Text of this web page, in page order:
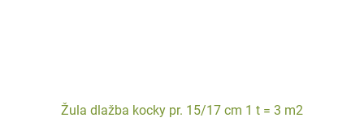
Žula dlažba kocky pr. 15/17 cm 1 t = 3 m2